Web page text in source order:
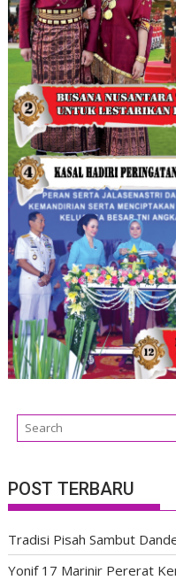
POST TERBARU
Tradisi Pisah Sambut
Yonif 17 Marinir Pererat